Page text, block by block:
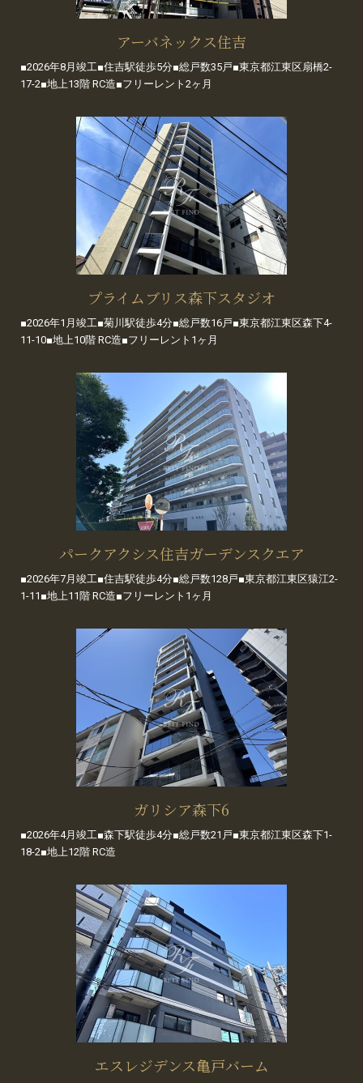
アーバネックス住吉
■2026年8月竣工■住吉駅徒歩5分■総戸数35戸■東京都江東区扇橋2-
17-2■地上13階 RC造■フリーレント2ヶ月
プライムブリス森下スタジオ
■2026年1月竣工■菊川駅徒歩4分■総戸数16戸■東京都江東区森下4-
11-10■地上10階 RC造■フリーレント1ヶ月
パークアクシス住吉ガーデンスクエア
■2026年7月竣工■住吉駅徒歩4分■総戸数128戸■東京都江東区猿江2-
1-11■地上11階 RC造■フリーレント1ヶ月
ガリシア森下6
■2026年4月竣工■森下駅徒歩4分■総戸数21戸■東京都江東区森下1-
18-2■地上12階 RC造
エスレジデンス亀戸バーム